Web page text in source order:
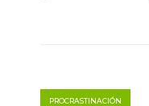
PROCRASTINACIÓN